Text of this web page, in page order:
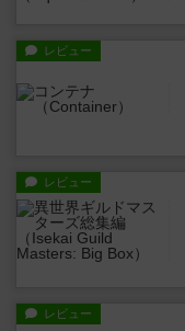
レビュー
レビュー
レビュー